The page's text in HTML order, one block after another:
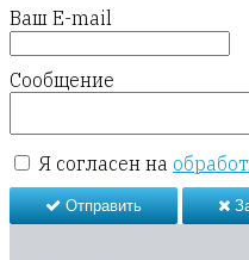
Ваш E-mail
Сообщение
Я согласен на
Отправить